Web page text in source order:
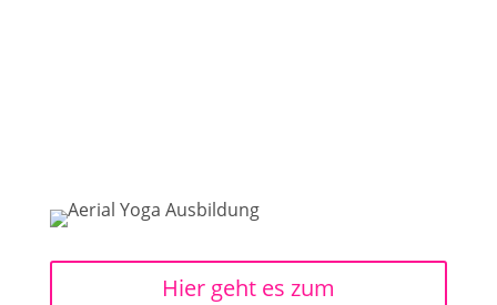
Hier geht es zum